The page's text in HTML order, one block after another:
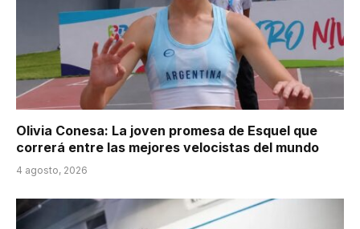
Olivia Conesa: La joven promesa de Esquel que
correrá entre las mejores velocistas del mundo
4 agosto, 2026